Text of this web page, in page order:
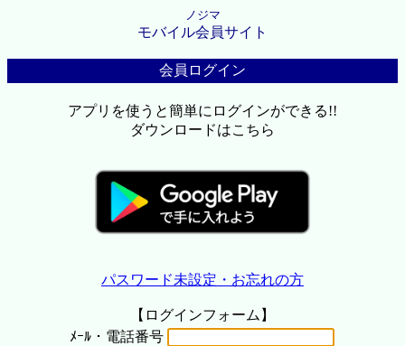
ノジマ
モバイル会員サイト
会員ログイン
アプリを使うと簡単にログインができる!!
ダウンロードはこちら
パスワード未設定・お忘れの方
【ログインフォーム】
ﾒｰﾙ・電話番号